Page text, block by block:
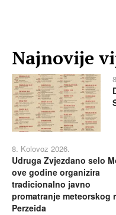
Najnovije
8. Kolovoz 2026.
Udruga Zvjezdano selo
ove godine organizira
tradicionalno javno
promatranje meteorskog
Perzeida